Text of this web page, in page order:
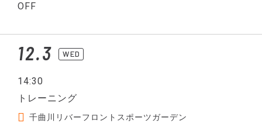
OFF
12.3 WED
14:30
トレーニング
千曲川リバーフロントスポーツガーデン